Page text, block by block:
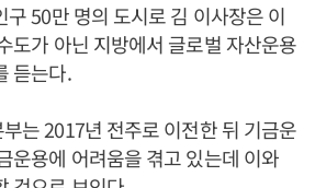
50만 명의 도시로 김 이사장은 이
도가 아닌 지방에서 글로벌 자산운용
듣는다.
는 2017년 전주로 이전한 뒤 기금운
운용에 어려움을 겪고 있는데 이와